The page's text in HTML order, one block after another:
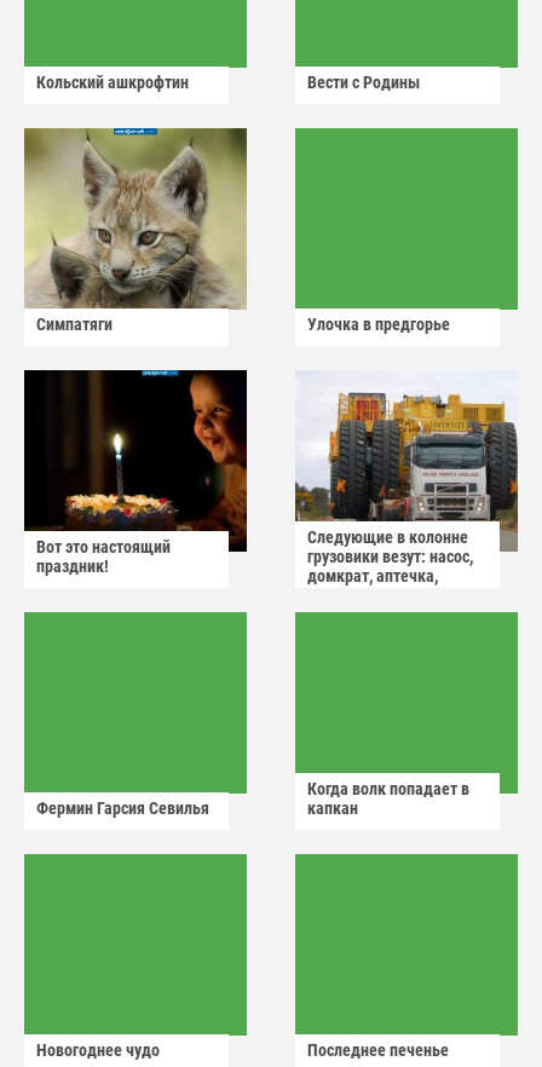
Кольский ашкрофтин Вести с Родины
Симпатяги Улочка в предгорье
Вот это настоящий
праздник!
Следующие в колонне
грузовики везут: насос,
домкрат, аптечка,
Фермин Гарсия Севилья
Когда волк попадает в
капкан
Новогоднее чудо Последнее печенье